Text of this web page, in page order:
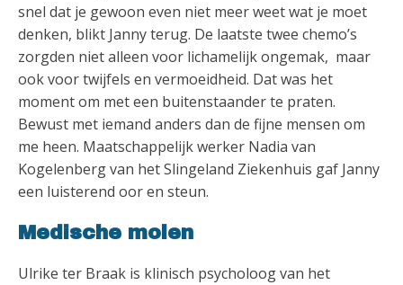
snel dat je gewoon even niet meer weet wat je moet
denken, blikt Janny terug. De laatste twee chemo’s
zorgden niet alleen voor lichamelijk ongemak, maar
ook voor twijfels en vermoeidheid. Dat was het
moment om met een buitenstaander te praten.
Bewust met iemand anders dan de fijne mensen om
me heen. Maatschappelijk werker Nadia van
Kogelenberg van het Slingeland Ziekenhuis gaf Janny
een luisterend oor en steun.
Medische molen
Ulrike ter Braak is klinisch psycholoog van het